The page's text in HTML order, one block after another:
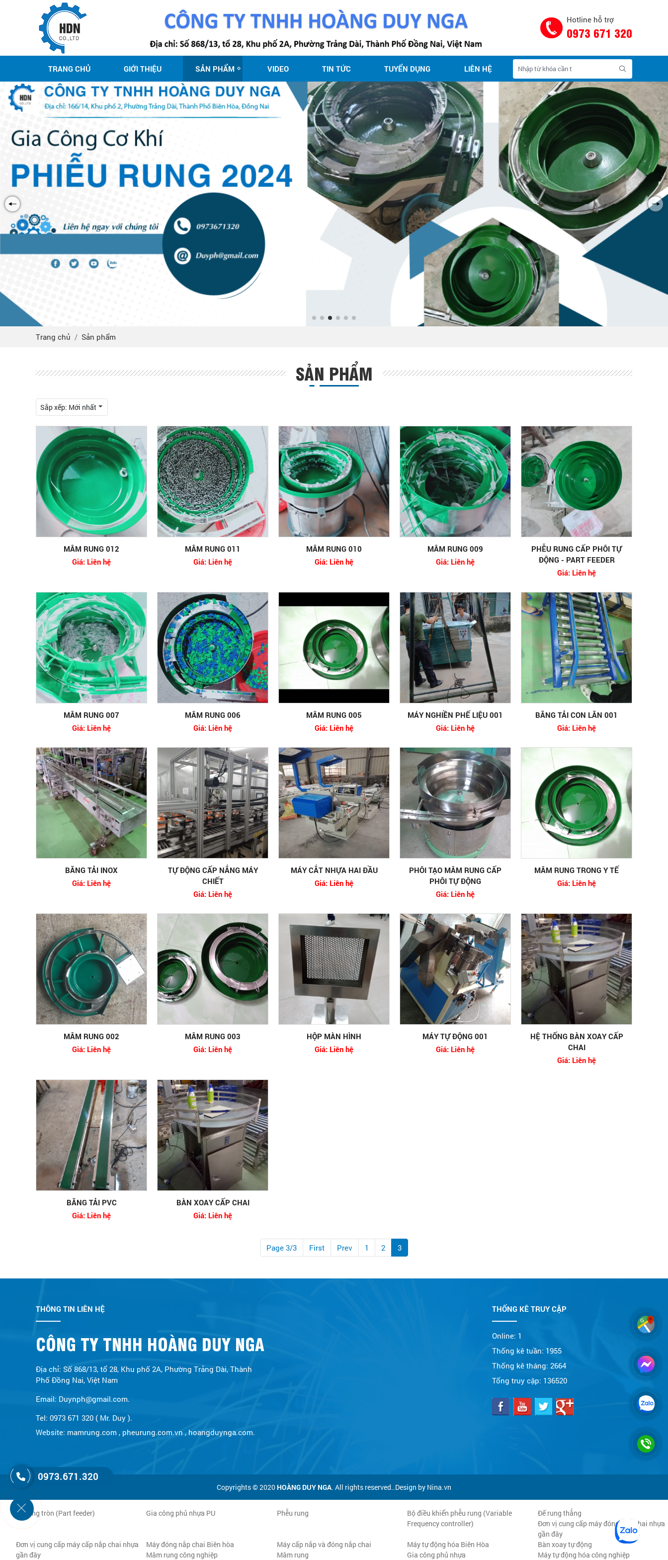
Hotline hỗ trợ
0973 671 320
TRANG CHỦ GIỚI THIỆU SẢN PHẨM VIDEO TIN TỨC TUYỂN DỤNG LIÊN HỆ
Trang chủ Sản phẩm
SẢN PHẨM
Sắp xếp: Mới nhất
MÂM RUNG 012
Giá: Liên hệ
MÂM RUNG 011
Giá: Liên hệ
MÂM RUNG 010
Giá: Liên hệ
MÂM RUNG 009
Giá: Liên hệ
PHỄU RUNG CẤP PHÔI TỰ
ĐỘNG - PART FEEDER
Giá: Liên hệ
MÂM RUNG 007
Giá: Liên hệ
MÂM RUNG 006
Giá: Liên hệ
MÂM RUNG 005
Giá: Liên hệ
MÁY NGHIỀN PHẾ LIỆU 001
Giá: Liên hệ
BĂNG TẢI CON LĂN 001
Giá: Liên hệ
BĂNG TẢI INOX
Giá: Liên hệ
TỰ ĐỘNG CẤP NẮNG MÁY
CHIẾT
Giá: Liên hệ
MÁY CẮT NHỰA HAI ĐẦU
Giá: Liên hệ
PHÔI TẠO MÂM RUNG CẤP
PHÔI TỰ ĐỘNG
Giá: Liên hệ
MÂM RUNG TRONG Y TẾ
Giá: Liên hệ
MÂM RUNG 002
Giá: Liên hệ
MÂM RUNG 003
Giá: Liên hệ
HỘP MÀN HÌNH
Giá: Liên hệ
MÁY TỰ ĐỘNG 001
Giá: Liên hệ
HỆ THỐNG BÀN XOAY CẤP
CHAI
Giá: Liên hệ
BĂNG TẢI PVC
Giá: Liên hệ
BÀN XOAY CẤP CHAI
Giá: Liên hệ
Page 3/3 First Prev 1 2 3
THÔNG TIN LIÊN HỆ
CÔNG TY TNHH HOÀNG DUY NGA
Địa chỉ: Số 868/13, tổ 28, Khu phố 2A, Phường Trảng Dài, Thành
Phố Đồng Nai, Việt Nam
Email: Duynph@gmail.com.
Tel: 0973 671 320 ( Mr. Duy ).
Website: mamrung.com , pheurung.com.vn , hoangduynga.com.
THỐNG KÊ TRUY CẬP
Online: 1
Thống kê tuần: 1955
Thống kê tháng: 2664
Tổng truy cập: 136520
Copyrights © 2020 HOÀNG DUY NGA. All rights reserved..Design by Nina.vn
Đế rung tròn (Part feeder) Gia công phủ nhựa PU Phễu rung
Bộ điều khiển phễu rung (Variable
Frequency controller)
Đế rung thẳng
Đơn vị cung cấp máy đóng nắp chai nhựa
gần đây
Đơn vị cung cấp máy cấp nắp chai nhựa
gần đây
Máy đóng nắp chai Biên hòa Máy cấp nắp và đóng nắp chai Máy tự động hóa Biên Hòa
Bàn xoay tự động
Mâm rung công nghiệp
Mâm rung Gia công phủ nhựa Máy tự động hóa công nghiệp
0973.671.320